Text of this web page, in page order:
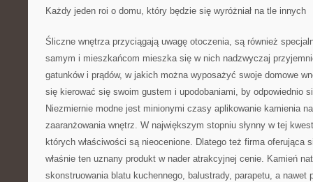
Każdy jeden roi o domu, który będzie się wyróżniał na tle innych
Śliczne wnętrza przyciągają uwagę otoczenia, są również
samym i mieszkańcom mieszka się w nich nadzwyczaj
gatunków i prądów, w jakich można wyposażyć swoje domowe
się kierować się swoim gustem i upodobaniami, by odpowiednio
Niezmiernie modne jest minionymi czasy aplikowanie kamienia
zaaranżowania wnętrz. W największym stopniu słynny w tej
których właściwości są nieocenione. Dlatego też firma oferująca
właśnie ten uznany produkt w nader atrakcyjnej cenie. Kamień
skonstruowania blatu kuchennego, balustrady, parapetu, a